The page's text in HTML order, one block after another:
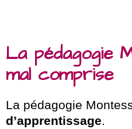
La pédagogie
mal comprise
La pédagogie
d’apprentissage.